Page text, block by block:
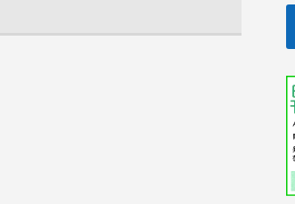
Ｐガス仕様ＧＨＰ、非常用発電